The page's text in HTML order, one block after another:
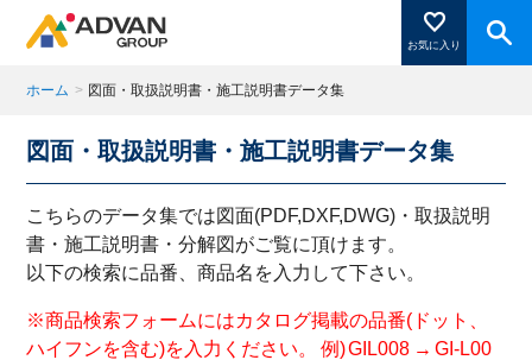
お気に入り
商品ページにある「お気に入り登録」を押すと登録した
商品がここに表示されます。
ホーム > 図面・取扱説明書・施工説明書データ集
図面・取扱説明書・施工説明書データ集
こちらのデータ集では図面(PDF,DXF,DWG)・取扱説明
書・施工説明書・分解図がご覧に頂けます。
以下の検索に品番、商品名を入力して下さい。
※商品検索フォームにはカタログ掲載の品番(ドット、
ハイフンを含む)を入力ください。 例) GIL008 → GI-L00